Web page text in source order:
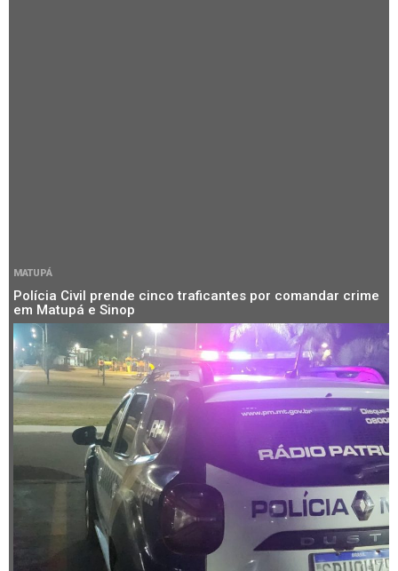
MATUPÁ
Polícia Civil prende cinco traficantes por comandar crime
em Matupá e Sinop